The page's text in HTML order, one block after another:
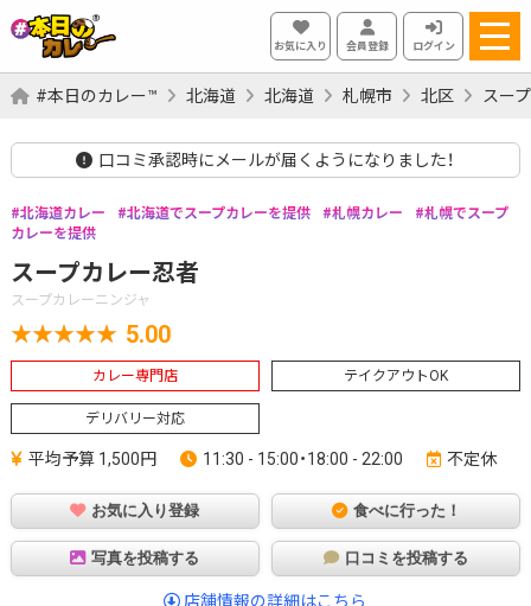
お気に入り 会員登録 ログイン
#本日のカレー™ 北海道 北海道 札幌市 北区 スー
口コミ承認時にメールが届くようになりました！
北海道カレー 北海道でスープカレーを提供 札幌カレー
札幌でスープ
カレーを提供
スープカレー忍者
スープカレーニンジャ
5.00
カレー専門店 テイクアウトOK
デリバリー対応
平均予算 1,500円 11:30 - 15:00・18:00 - 22:00 不定休
お気に入り登録 食べに行った！
写真を投稿する 口コミを投稿する
店舗情報の詳細はこちら